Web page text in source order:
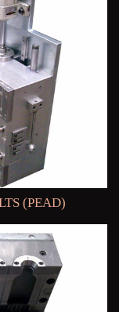
(PEAD)